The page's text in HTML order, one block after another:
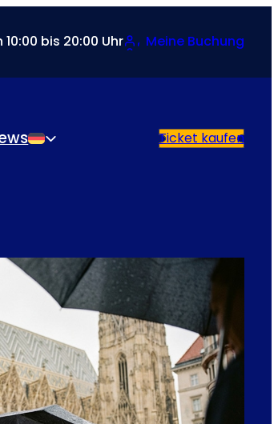
bis 20:00 Uhr Meine Buchung
Deutsch Ticket kaufen